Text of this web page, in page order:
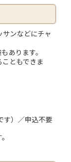
ンなどにチャ
あります。
ともできま
す）／申込不要